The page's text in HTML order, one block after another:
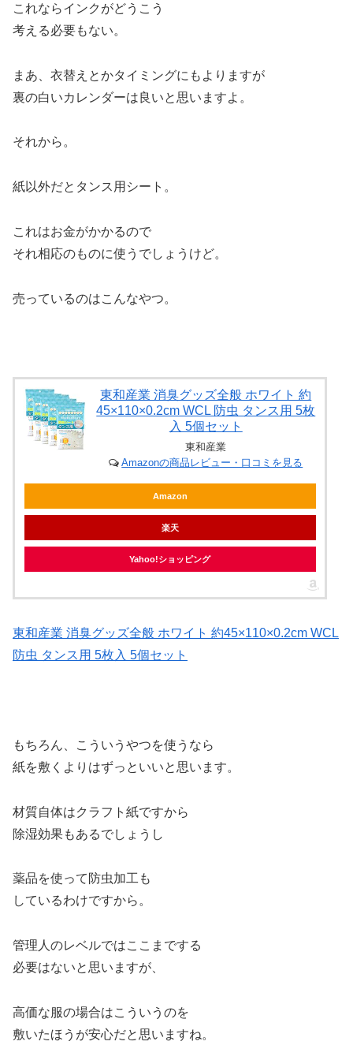
これならインクがどうこう
考える必要もない。
まあ、衣替えとかタイミングにもよりますが
裏の白いカレンダーは良いと思いますよ。
それから。
紙以外だとタンス用シート。
これはお金がかかるので
それ相応のものに使うでしょうけど。
売っているのはこんなやつ。
東和産業 消臭グッズ全般 ホワイト 約
45×110×0.2cm WCL 防虫 タンス用 5枚
入 5個セット
東和産業
Amazonの商品レビュー・口コミを見る
Amazon
楽天
Yahoo!ショッピング
東和産業 消臭グッズ全般 ホワイト 約45×110×0.2cm WCL
防虫 タンス用 5枚入 5個セット
もちろん、こういうやつを使うなら
紙を敷くよりはずっといいと思います。
材質自体はクラフト紙ですから
除湿効果もあるでしょうし
薬品を使って防虫加工も
しているわけですから。
管理人のレベルではここまでする
必要はないと思いますが、
高価な服の場合はこういうのを
敷いたほうが安心だと思いますね。